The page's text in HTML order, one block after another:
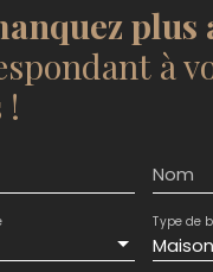
plus
à
!
Nom
Maison
Type de